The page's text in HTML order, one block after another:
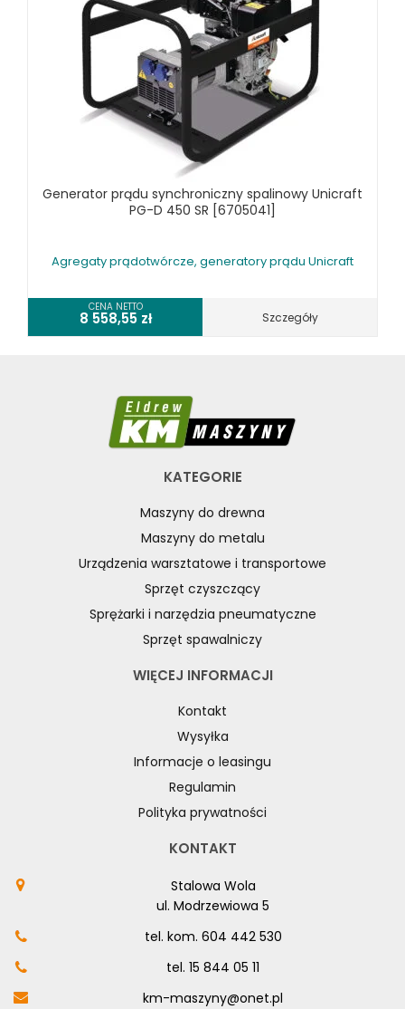
Generator prądu synchroniczny spalinowy Unicraft
PG-D 450 SR [6705041]
Agregaty prądotwórcze, generatory prądu Unicraft
CENA NETTO
8 558,55 zł Szczegóły
KATEGORIE
Maszyny do drewna
Maszyny do metalu
Urządzenia warsztatowe i transportowe
Sprzęt czyszczący
Sprężarki i narzędzia pneumatyczne
Sprzęt spawalniczy
WIĘCEJ INFORMACJI
Kontakt
Wysyłka
Informacje o leasingu
Regulamin
Polityka prywatności
KONTAKT
Stalowa Wola
ul. Modrzewiowa 5
tel. kom. 604 442 530
tel. 15 844 05 11
km-maszyny@onet.pl